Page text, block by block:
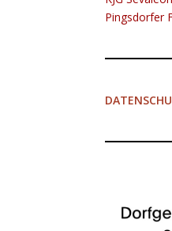
Pingsdorfer